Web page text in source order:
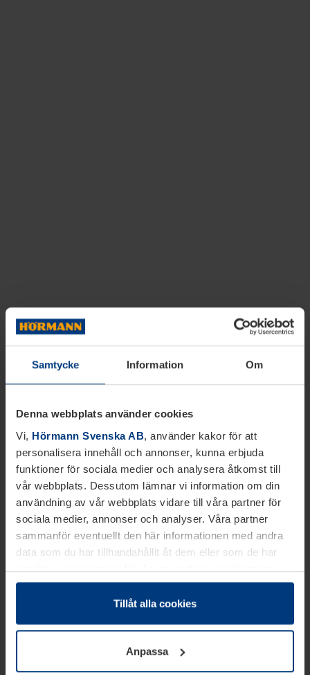
Samtycke Information Om
Denna webbplats använder cookies
Vi, Hörmann Svenska AB, använder kakor för att
personalisera innehåll och annonser, kunna erbjuda
funktioner för sociala medier och analysera åtkomst till
vår webbplats. Dessutom lämnar vi information om din
användning av vår webbplats vidare till våra partner för
sociala medier, annonser och analyser. Våra partner
sammanför eventuellt den här informationen med andra
data som du har tillhandahållit åt dem eller som de har
samlat in inom ramen för din användning av tjänsterna.
Juridiskt kan vi lagra kakor på din enhet, om de är
absolut nödvändiga för driften av den här webbplatsen.
godkännande kan du när som helst ändra eller återkalla i
informationen om kakor underDataskyddsförklaring
vår webbplats.
Tillåt alla cookies
Anpassa